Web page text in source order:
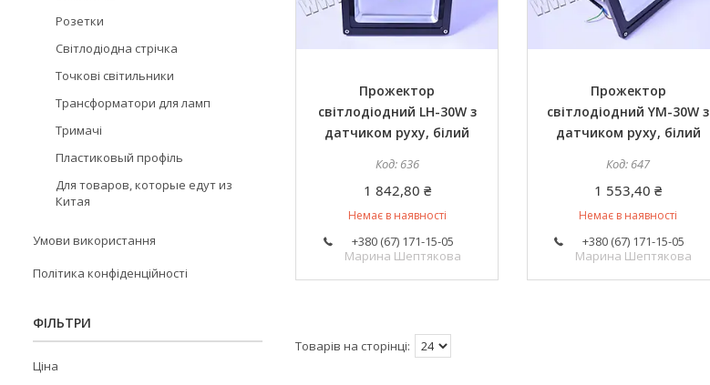
Прожектор
світлодіодний LH-30W з
датчиком руху, білий
636
1 842,80 ₴
Немає в наявності
+380 (67) 171-15-05
Марина Шептякова
Прожектор
світлодіодний YM-30W з
датчиком руху, білий
647
1 553,40 ₴
Немає в наявності
+380 (67) 171-15-05
Марина Шептякова
Розетки
Світлодіодна стрічка
Точкові світильники
Трансформатори для ламп
Тримачі
Пластиковый профіль
Для товаров, которые едут из
Китая
Умови використання
Політика конфіденційності
ФІЛЬТРИ
Ціна